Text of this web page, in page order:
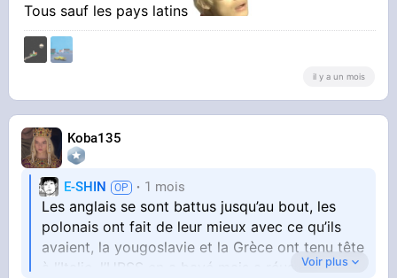
Tous sauf les pays latins
il y a un mois
Koba135
E-SHIN 1 mois
Les anglais se sont battus jusqu’au bout, les
polonais ont fait de leur mieux avec ce qu’ils
avaient, la yougoslavie et la Grèce ont tenu tête
à l’Italie, l’URSS en a bavé mais a réussi àVoir plus